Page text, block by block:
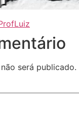
será publicado.